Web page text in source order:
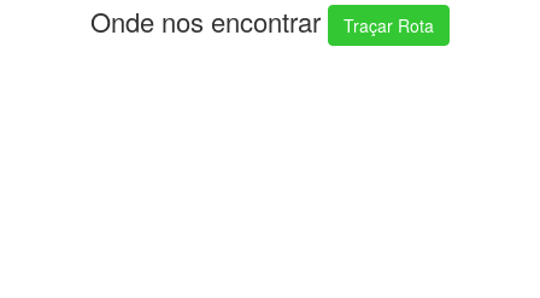
Onde nos encontrar Traçar Rota